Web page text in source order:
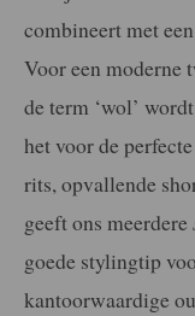
combineert met
Voor een moderne
de term ‘wol’
het voor de
rits, opvallende
geeft ons meerdere
goede stylingtip
kantoorwaardige